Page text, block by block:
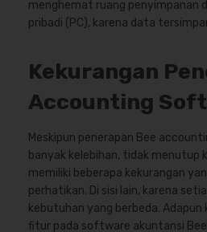
menghemat ruang penyimpanan
pribadi (PC), karena data
Kekurangan
Accounting
Meskipun penerapan Bee
banyak kelebihan, tidak menutup
memiliki beberapa kekurangan
perhatikan. Di sisi lain, karena
kebutuhan yang berbeda. Adapun
fitur pada software akuntansi